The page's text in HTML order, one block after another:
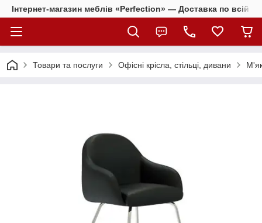
Інтернет-магазин меблів «Perfection» — Доставка по всій
Товари та послуги Офісні крісла, стільці, дивани